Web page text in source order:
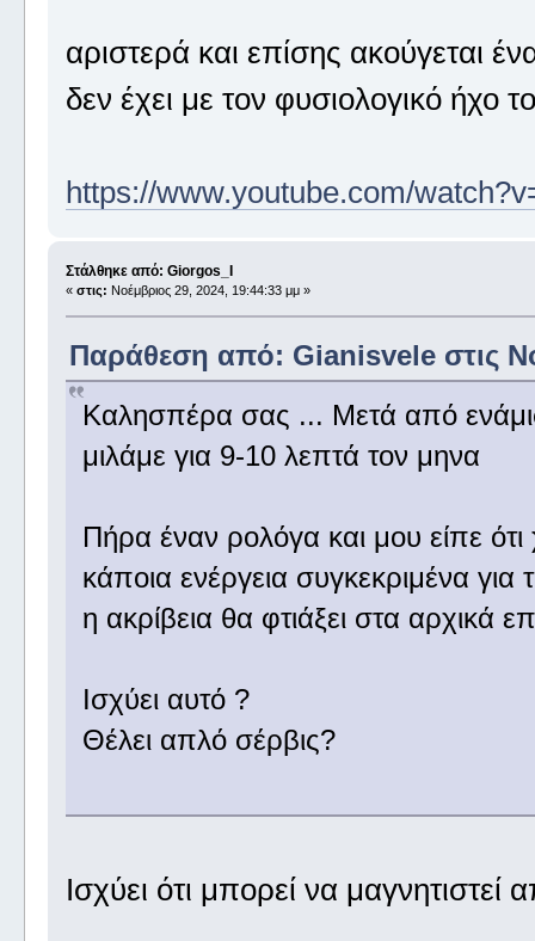
αριστερά και επίσης ακούγεται
δεν έχει με τον φυσιολογικό ήχο
https://www.youtube.com/
Στάλθηκε από: Giorgos_I
« στις: Νοέμβριος 29, 2024, 19:44:33 μμ »
Παράθεση από: Gianisvele στις
Καλησπέρα σας ... Μετά από
μιλάμε για 9-10 λεπτά τον μηνα
Πήρα έναν ρολόγα και μου είπε ότι
κάποια ενέργεια συγκεκριμένα για
η ακρίβεια θα φτιάξει στα αρχικά
Ισχύει αυτό ?
Θέλει απλό σέρβις?
Ισχύει ότι μπορεί να